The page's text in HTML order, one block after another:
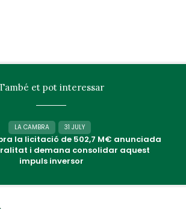
et pot interessar
LA CAMBRA 31 JULY
la licitació de 502,7 M€ anunciada
i demana consolidar aquest
impuls inversor